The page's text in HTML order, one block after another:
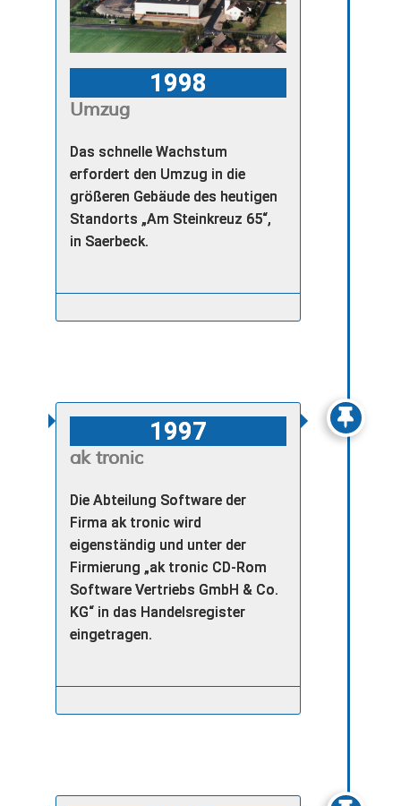
1998
Umzug
Das schnelle Wachstum
erfordert den Umzug in die
größeren Gebäude des heutigen
Standorts „Am Steinkreuz 65“,
in Saerbeck.
1997
ak tronic
Die Abteilung Software der
Firma ak tronic wird
eigenständig und unter der
Firmierung „ak tronic CD-Rom
Software Vertriebs GmbH & Co.
KG“ in das Handelsregister
eingetragen.